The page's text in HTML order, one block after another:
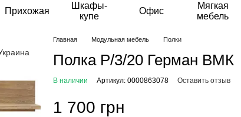
Прихожая
Шкафы-
купе
Офис
Мягкая
мебель
Главная Модульная мебель Полки
Полка P/3/20 Герман ВМК
В наличии Артикул: 0000863078 Оставить отзыв
1 700 грн